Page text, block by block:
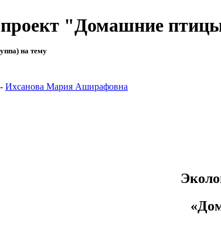
проект "Домашние
на тему
Ихсанова Мария Аширафовна